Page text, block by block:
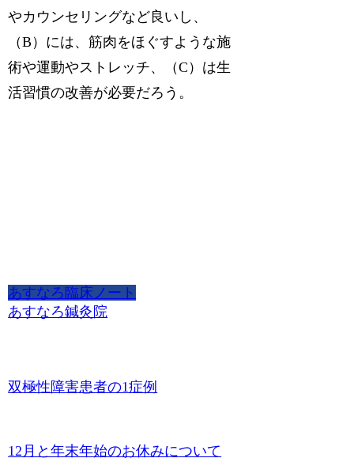
やカウンセリングなど良いし、
（B）には、筋肉をほぐすような施
術や運動やストレッチ、（C）は生
活習慣の改善が必要だろう。
あすなろ臨床ノート
あすなろ鍼灸院
双極性障害患者の1症例
12月と年末年始のお休みについて